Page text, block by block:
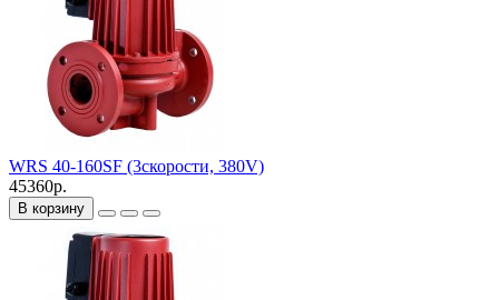
WRS 40-160SF (3скорости, 380V)
45360р.
В корзину